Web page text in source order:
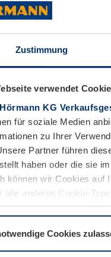
Zustimmung
verwendet
Hörmann KG
für soziale Medien
zu Ihrer
Partner führen
haben oder die sie
können wir Cookies auf
alle anderen Cookie-
auf der Seite
Cookies